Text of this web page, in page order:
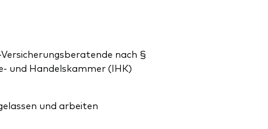
nach §
und Handelskammer (IHK)
und arbeiten